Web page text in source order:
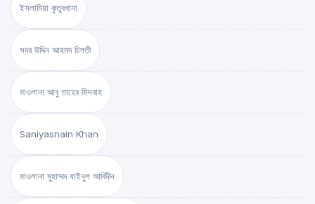
ইসলামিয়া কুতুবখানা
সদর উদ্দিন আহমদ চিশতী
মাওলানা আবু তাহের মিসবাহ
Saniyasnain Khan
মাওলানা মুহাম্মদ যাইনুল আবিদীন